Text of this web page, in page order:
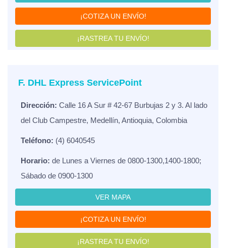
¡COTIZA UN ENVÍO!
¡RASTREA TU ENVÍO!
F. DHL Express ServicePoint
Dirección: Calle 16 A Sur # 42-67 Burbujas 2 y 3. Al lado
del Club Campestre, Medellín, Antioquia, Colombia
Teléfono: (4) 6040545
Horario: de Lunes a Viernes de 0800-1300,1400-1800;
Sábado de 0900-1300
VER MAPA
¡COTIZA UN ENVÍO!
¡RASTREA TU ENVÍO!